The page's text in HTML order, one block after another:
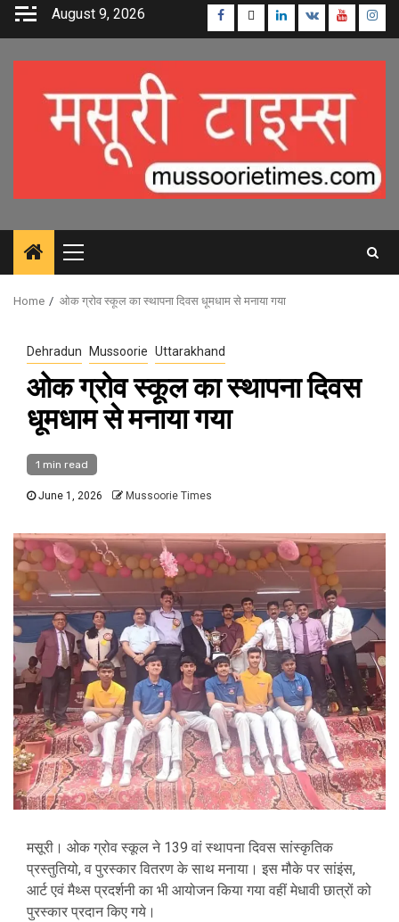
Skip
August 9, 2026 Facebook
TwitterLinkedin
VK Youtube
Primary
Menu
Home ओक ग्रोव स्कूल का स्थापना दिवस धूमधाम से मनाया गया
Dehradun Mussoorie Uttarakhand
ओक ग्रोव स्कूल का स्थापना दिवस
धूमधाम से मनाया गया
1 min read
June 1, 2026 Mussoorie Times
मसूरी। ओक ग्रोव स्कूल ने 139 वां स्थापना दिवस सांस्कृतिक
प्रस्तुतियो, व पुरस्कार वितरण के साथ मनाया। इस मौके पर सांइंस,
आर्ट एवं मैथ्स प्रदर्शनी का भी आयोजन किया गया वहीं मेधावी छात्रों को
पुरस्कार प्रदान किए गये।